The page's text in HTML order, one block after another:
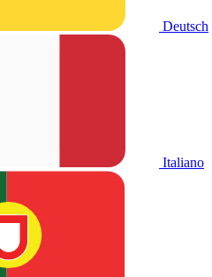
Deutsch
Italiano